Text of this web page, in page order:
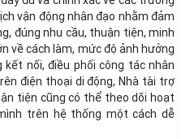
vận động nhân đạo nhằm đảm
đúng nhu cầu, thuận tiện, minh
về cách làm, mức độ ảnh hưởng
nối, điều phối công tác nhân
điện thoại di động, Nhà tài trợ
tiện cũng có thể theo dõi hoạt
trên hệ thống một cách dễ